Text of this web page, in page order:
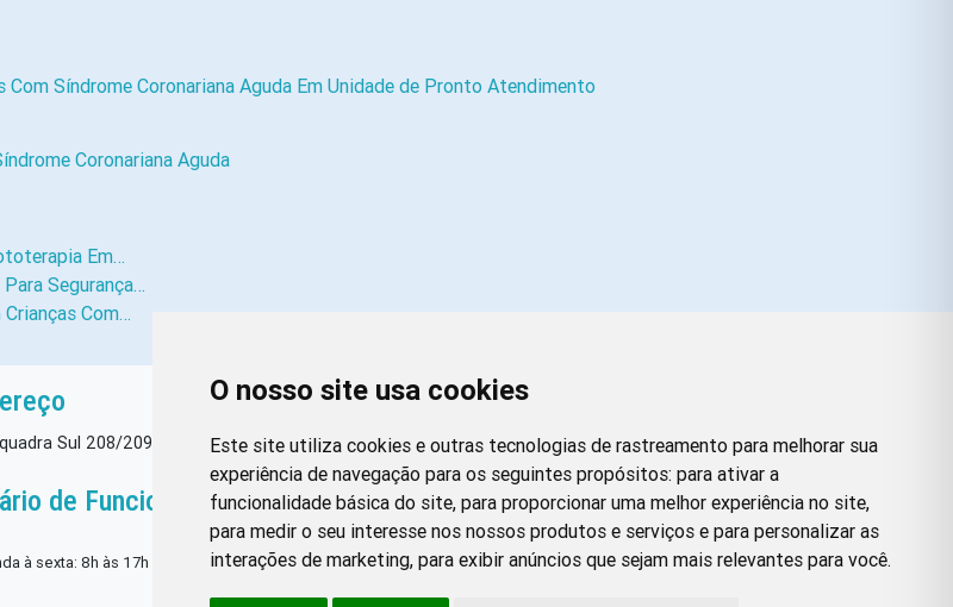
O nosso site usa cookies
Este site utiliza cookies e outras tecnologias de rastreamento para melhorar sua
experiência de navegação para os seguintes propósitos: para ativar a
funcionalidade básica do site, para proporcionar uma melhor experiência no site,
para medir o seu interesse nos nossos produtos e serviços e para personalizar as
interações de marketing, para exibir anúncios que sejam mais relevantes para você.
Síndrome Coronariana Aguda Em Unidade de Pronto Atendimento
Coronariana Aguda
Em…
Segurança…
Com…
Sul 208/209, Asa Sul, CEP: 70390-100
de Funcionamento
à sexta: 8h às 17h
Redes Sociais
Facebook Instagram Twitter Pinterest